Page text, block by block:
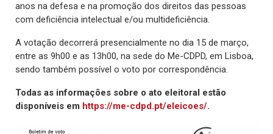
anos na defesa e na promoção dos direitos das pessoas
com deficiência intelectual e/ou multideficiência.
A votação decorrerá presencialmente no dia 15 de março,
entre as 9h00 e as 13h00, na sede do Me-CDPD, em Lisboa,
sendo também possível o voto por correspondência.
Todas as informações sobre o ato eleitoral estão
disponíveis em https://me-cdpd.pt/eleicoes/.